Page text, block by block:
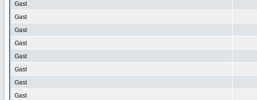
Gast
Gast
Gast
Gast
Gast
Gast
Gast
Gast